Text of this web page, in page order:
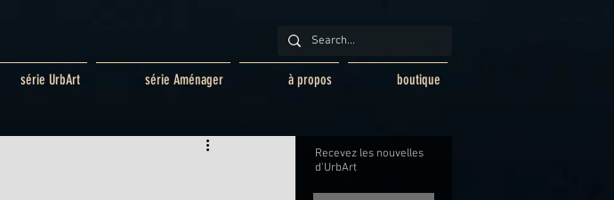
série UrbArt série Aménager à propos boutique
Recevez les nouvelles
d'UrbArt